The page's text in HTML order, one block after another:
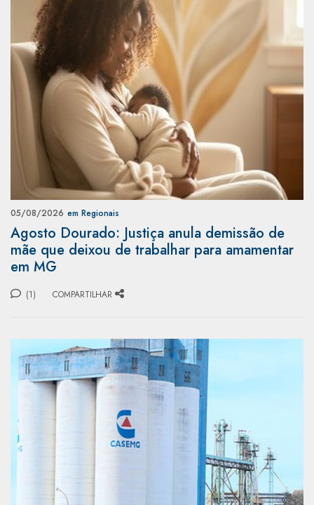
05/08/2026 em Regionais
Agosto Dourado: Justiça anula demissão de
mãe que deixou de trabalhar para amamentar
em MG
(1) COMPARTILHAR